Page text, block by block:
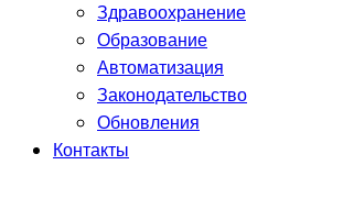
Здравоохранение
Образование
Автоматизация
Законодательство
Обновления
Контакты